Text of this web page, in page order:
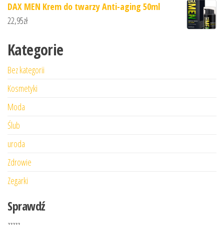
DAX MEN Krem do twarzy Anti-aging 50ml
22,95zł
Kategorie
Bez kategorii
Kosmetyki
Moda
Ślub
uroda
Zdrowie
Zegarki
Sprawdź